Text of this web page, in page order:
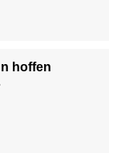
hoffen